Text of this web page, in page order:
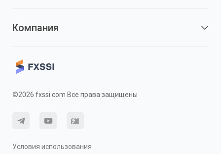
Компания
©2026 fxssi.com Все права защищены
Условия использования